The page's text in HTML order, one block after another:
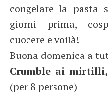
congelare la pasta
giorni prima,
cuocere e voilà!
Buona domenica a
Crumble ai
(per 8 persone)